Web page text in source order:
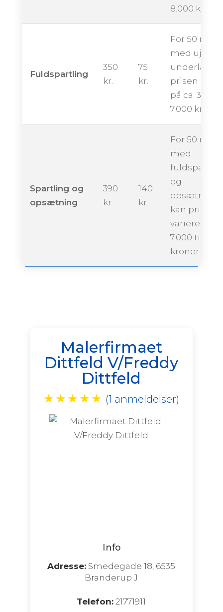
8.000
Fuldspartling
350
kr.
75
kr.
For 50 m²
med
underlag
prisen ligge
på ca. 3.500
7.000
Spartling og
opsætning
390
kr.
140
kr.
For 50 m²
med
og
opsætning
kan prisen
variere fra
7.000 til
kroner.
Malerfirmaet
Dittfeld V/Freddy
Dittfeld
★ ★ ★ ★ ★ (1 anmeldelser)
Info
Adresse: Smedegade 18, 6535
Branderup J
Telefon: 21771911